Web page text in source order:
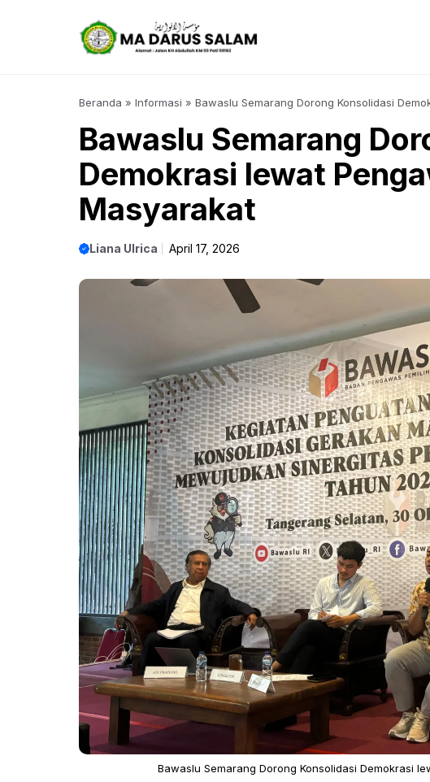
Beranda » Informasi » Bawaslu Semarang Dorong Konsolidasi
Bawaslu Semarang
Demokrasi lewat
Masyarakat
Liana Ulrica April 17, 2026
Bawaslu Semarang Dorong Konsolidasi Demokrasi